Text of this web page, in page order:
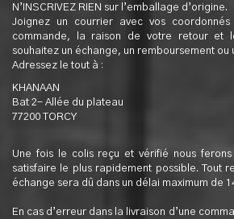
N’INSCRIVEZ RIEN sur l’emballage d’origine.
Joignez un courrier avec vos
commande, la raison de votre retour et
souhaitez un échange, un remboursement ou
Adressez le tout à :
KHANAAN
Bat 2- Allée du plateau
77200 TORCY
Une fois le colis reçu et vérifié nous
satisfaire le plus rapidement possible. Tout
échange sera dû dans un délai maximum de
En cas d’erreur dans la livraison d’une